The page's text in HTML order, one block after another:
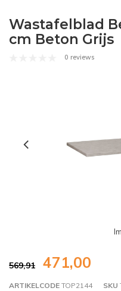
Wastafelblad
cm Beton Grijs
0 reviews
569,91 471,00
ARTIKELCODE TOP2144 SKU